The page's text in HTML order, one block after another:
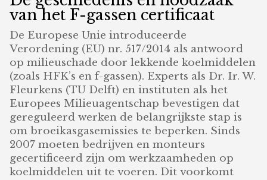
van het F-gassen certificaat
De Europese Unie introduceerde
Verordening (EU) nr. 517/2014 als antwoord
op milieuschade door lekkende koelmiddelen
(zoals HFK’s en f-gassen). Experts als Dr. Ir. W.
Fleurkens (TU Delft) en instituten als het
Europees Milieuagentschap bevestigen dat
gereguleerd werken de belangrijkste stap is
om broeikasgasemissies te beperken. Sinds
2007 moeten bedrijven en monteurs
gecertificeerd zijn om werkzaamheden op
koelmiddelen uit te voeren. Dit voorkomt